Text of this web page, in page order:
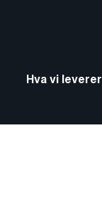
Hva vi leverer